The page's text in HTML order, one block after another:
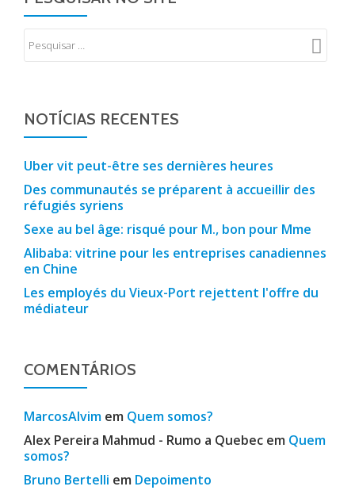
NOTÍCIAS RECENTES
Uber vit peut-être ses dernières heures
Des communautés se préparent à accueillir des
réfugiés syriens
Sexe au bel âge: risqué pour M., bon pour Mme
Alibaba: vitrine pour les entreprises canadiennes
en Chine
Les employés du Vieux-Port rejettent l'offre du
médiateur
COMENTÁRIOS
MarcosAlvim em Quem somos?
Alex Pereira Mahmud - Rumo a Quebec em Quem
somos?
Bruno Bertelli em Depoimento